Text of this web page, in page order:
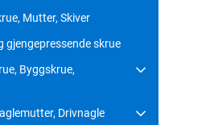
Mutter, Skiver
gjengepressende skrue
Byggskrue,
Drivnagle